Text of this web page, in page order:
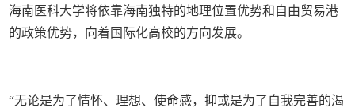
海南医科大学将依靠海南独特的地理位置优势和自由贸易港
的政策优势，向着国际化高校的方向发展。
“无论是为了情怀、理想、使命感，抑或是为了自我完善的渴